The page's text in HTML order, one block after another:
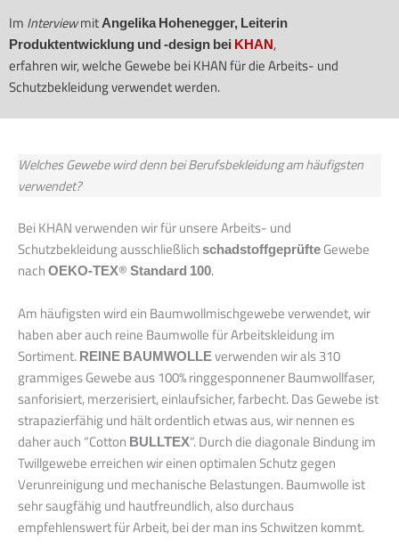
Im InterviewmitAngelika Hohenegger, Leiterin
Produktentwicklung und -design bei KHAN,
erfahren wir, welche Gewebe bei KHAN für die Arbeits- und
Schutzbekleidung verwendet werden.
Welches Gewebe wird denn bei Berufsbekleidung am häufigsten
verwendet?
Bei KHAN verwenden wir für unsere Arbeits- und
Schutzbekleidung ausschließlichschadstoffgeprüfteGewebe
nachOEKO-TEX®Standard 100.
Am häufigsten wird ein Baumwollmischgewebe verwendet, wir
haben aber auch reine Baumwolle für Arbeitskleidung im
Sortiment.REINE BAUMWOLLEverwenden wir als 310
grammiges Gewebe aus 100% ringgesponnener Baumwollfaser,
sanforisiert, merzerisiert, einlaufsicher, farbecht. Das Gewebe ist
strapazierfähig und hält ordentlich etwas aus, wir nennen es
daher auch “Cotton BULLTEX“. Durch die diagonale Bindung im
Twillgewebe erreichen wir einen optimalen Schutz gegen
Verunreinigung und mechanische Belastungen. Baumwolle ist
sehr saugfähig und hautfreundlich, also durchaus
empfehlenswert für Arbeit, bei der man ins Schwitzen kommt.